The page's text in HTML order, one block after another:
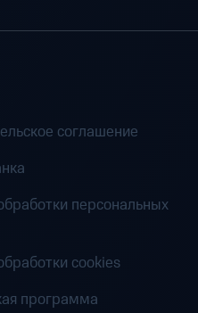
соглашение
персональных
cookies
программа